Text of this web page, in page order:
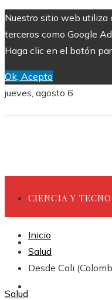
Nuestro sitio web utiliza
terceros como Google
Haga clic en el botón
Ok, Acepto
jueves, agosto 6
CIENCIA Y
INVERSIONES Y
Inicio
Salud
Desde Cali
Salud